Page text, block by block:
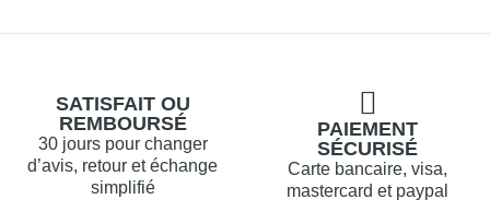
SATISFAIT OU
REMBOURSÉ
30 jours pour changer
d’avis, retour et échange
simplifié
PAIEMENT
SÉCURISÉ
Carte bancaire, visa,
mastercard et paypal